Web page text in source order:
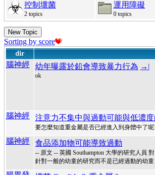
控制壞菌
2 topics
運用障礙
0 topics
New Topic
Sorting by score
dir
腦神經 幼年曝露於鉛會導致暴力行為 →|
ok
腦神經 注意力不集中與過動可能與低濃
要怎麼知道重金屬是否已經進入到身體中了
腦神經 食品添加物可能導致過動
-- 原文 -- 英國 Southampton 大學的研究人員
針對一般的幼童的研究而不是已經過動的幼